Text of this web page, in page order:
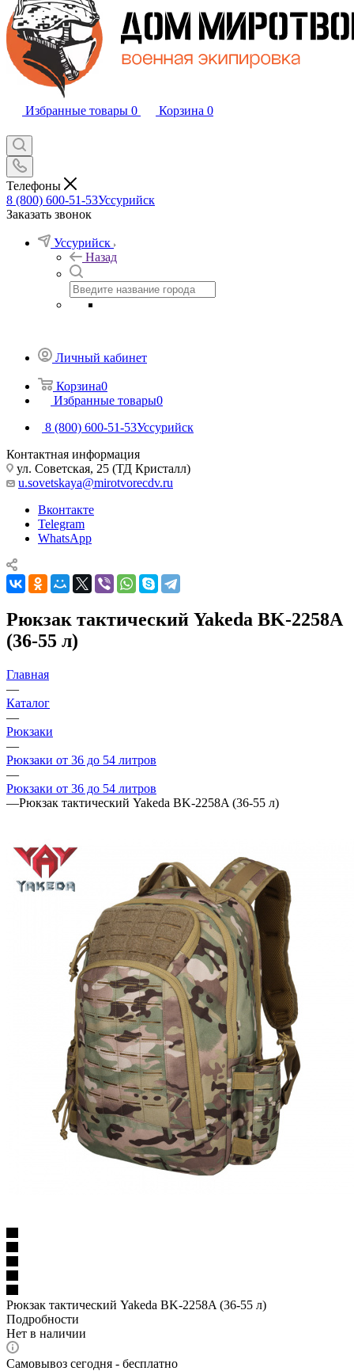
Избранные товары 0 Корзина 0
Телефоны
8 (800) 600-51-53Уссурийск
Заказать звонок
Уссурийск
Назад
Личный кабинет
Корзина0
Избранные товары0
8 (800) 600-51-53Уссурийск
Контактная информация
ул. Советская, 25 (ТД Кристалл)
u.sovetskaya@mirotvorecdv.ru
Вконтакте
Telegram
WhatsApp
Рюкзак тактический Yakeda BK-2258A
(36-55 л)
Главная
—
Каталог
—
Рюкзаки
—
Рюкзаки от 36 до 54 литров
—
Рюкзаки от 36 до 54 литров
—Рюкзак тактический Yakeda BK-2258A (36-55 л)
Рюкзак тактический Yakeda BK-2258A (36-55 л)
Подробности
Нет в наличии
Самовывоз сегодня - бесплатно